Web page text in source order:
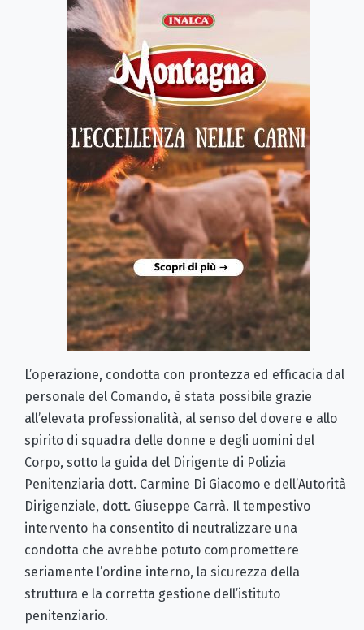
L’operazione, condotta con prontezza ed efficacia dal
personale del Comando, è stata possibile grazie
all’elevata professionalità, al senso del dovere e allo
spirito di squadra delle donne e degli uomini del
Corpo, sotto la guida del Dirigente di Polizia
Penitenziaria dott. Carmine Di Giacomo e dell’Autorità
Dirigenziale, dott. Giuseppe Carrà. Il tempestivo
intervento ha consentito di neutralizzare una
condotta che avrebbe potuto compromettere
seriamente l’ordine interno, la sicurezza della
struttura e la corretta gestione dell’istituto
penitenziario.